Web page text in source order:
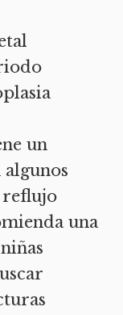
un
reflujo
una